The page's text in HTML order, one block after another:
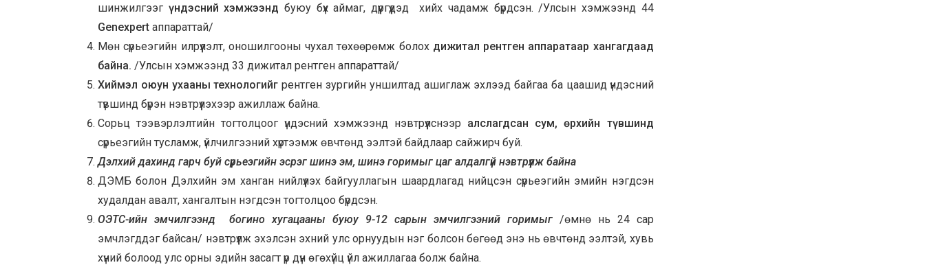
шинжилгээг үндэсний хэмжээнд буюу бүх аймаг, дүүргүүдэд хийх чадамж бүрдсэн. /Улсын хэмжээнд 44
Genexpert аппараттай/
Мөн сүрьеэгийн илрүүлэлт, оношилгооны чухал төхөөрөмж болох дижитал рентген аппаратаар хангагдаад
байна. /Улсын хэмжээнд 33 дижитал рентген аппараттай/
Хиймэл оюун ухааны технологийг рентген зургийн уншилтад ашиглаж эхлээд байгаа ба цаашид үндэсний
түвшинд бүрэн нэвтрүүлэхээр ажиллаж байна.
Сорьц тээвэрлэлтийн тогтолцоог үндэсний хэмжээнд нэвтрүүлснээр алслагдсан сум, өрхийн түвшинд
сүрьеэгийн тусламж, үйлчилгээний хүртээмж өвчтөнд ээлтэй байдлаар сайжирч буй.
Дэлхий дахинд гарч буй сүрьеэгийн эсрэг шинэ эм, шинэ горимыг цаг алдалгүй нэвтрүүлж байна
ДЭМБ болон Дэлхийн эм ханган нийлүүлэх байгууллагын шаардлагад нийцсэн сүрьеэгийн эмийн нэгдсэн
худалдан авалт, хангалтын нэгдсэн тогтолцоо бүрдсэн.
ОЭТС-ийн эмчилгээнд
богино хугацааны буюу 9-12 сарын эмчилгээний горимыг/өмнө нь 24 сар
эмчлэгддэг байсан/ нэвтрүүлж эхэлсэн эхний улс орнуудын нэг болсон бөгөөд энэ нь өвчтөнд ээлтэй, хувь
хүний болоод улс орны эдийн засагт үр дүн өгөхүйц үйл ажиллагаа болж байна.